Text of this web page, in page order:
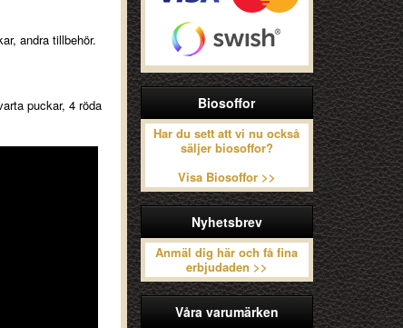
Biosoffor
Har du sett att vi nu också
säljer biosoffor?
Visa Biosoffor >>
Nyhetsbrev
Anmäl dig här och få fina
erbjudaden >>
Våra varumärken
andra tillbehör.
puckar, 4 röda